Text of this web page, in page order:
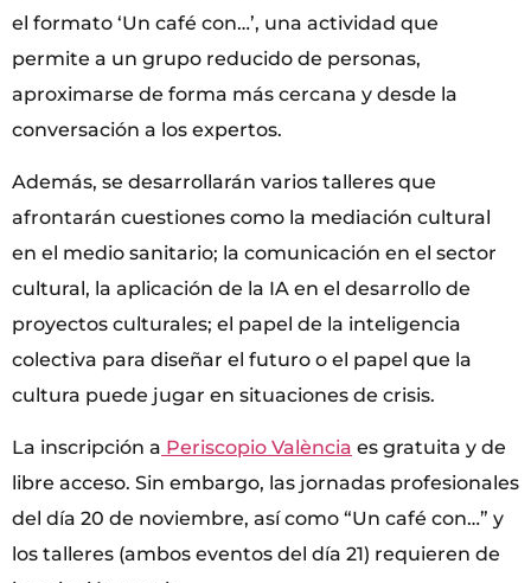
el formato ‘Un café con…’, una actividad que
permite a un grupo reducido de personas,
aproximarse de forma más cercana y desde la
conversación a los expertos.
Además, se desarrollarán varios talleres que
afrontarán cuestiones como la mediación cultural
en el medio sanitario; la comunicación en el sector
cultural, la aplicación de la IA en el desarrollo de
proyectos culturales; el papel de la inteligencia
colectiva para diseñar el futuro o el papel que la
cultura puede jugar en situaciones de crisis.
La inscripción a Periscopio València es gratuita y de
libre acceso. Sin embargo, las jornadas profesionales
del día 20 de noviembre, así como “Un café con…” y
los talleres (ambos eventos del día 21) requieren de